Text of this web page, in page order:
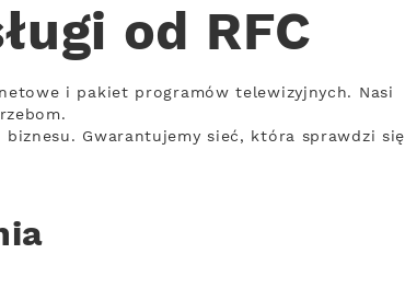
od RFC
i pakiet programów telewizyjnych. Nasi
Gwarantujemy sieć, która sprawdzi się